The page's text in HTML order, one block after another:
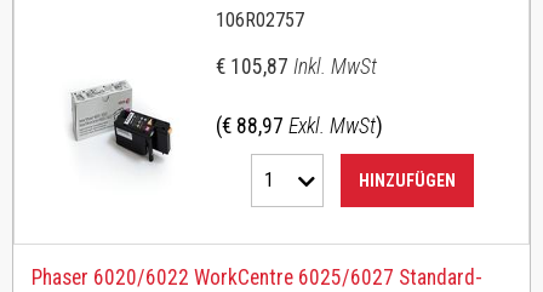
106R02757
€ 105,87 Inkl. MwSt
(€ 88,97 Exkl. MwSt)
1 HINZUFÜGEN
Phaser 6020/6022 WorkCentre 6025/6027 Standard-